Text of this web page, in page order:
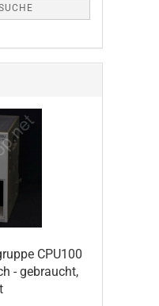
CPU100
- gebraucht,